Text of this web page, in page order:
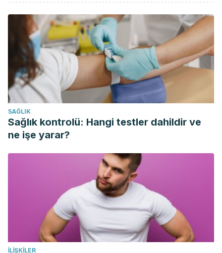
NHS foundation trust. (2017). Creams to depigment your
skin. Guy’s and St Thomas’ NHS Foundation Trust.
Retrieved on March 27, 2020 from
https://www.guysandstthomas.nhs.uk/resources/patient-
information/pharmacy/creams-to-depigment-your-skin.pdf
American Academy of Dermatology Association. (2020).
HOW TO FADE DARK SPOTS IN SKIN OF COLOR. Retrieved
on March 27, 2020 from
https://www.aad.org/public/everyday-care/skin-care-
secrets/routine/fade-dark-spots
Drugs.com. (2020). Topical depigmenting agents.
Retrieved on March 27, 2020 from
https://www.drugs.com/drug-class/topical-depigmenting-
SAĞLIK
Sağlık kontrolü: Hangi testler dahildir ve
ne işe yarar?
İLIŞKILER